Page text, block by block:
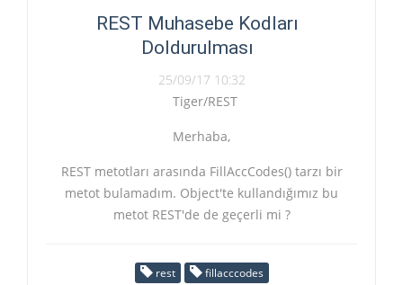
REST Muhasebe Kodları
Doldurulması
25/09/17 10:32
Tiger/REST
Merhaba,
REST metotları arasında FillAccCodes() tarzı bir
metot bulamadım. Object'te kullandığımız bu
metot REST'de de geçerli mi ?
rest fillacccodes